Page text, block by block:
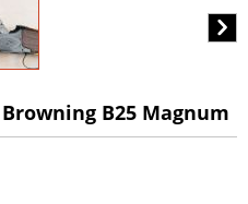
B25 Magnum